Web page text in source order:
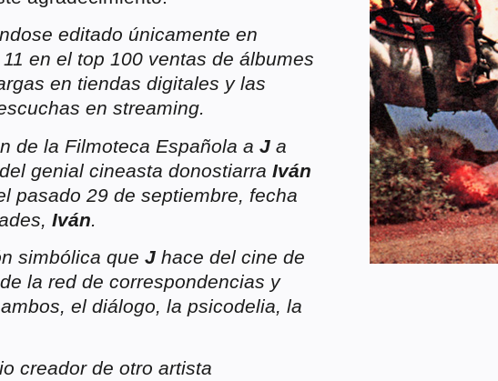
editado únicamente en
en el top 100 ventas de álbumes
en tiendas digitales y las
en streaming.
de la Filmoteca Española a J a
genial cineasta donostiarra Iván
pasado 29 de septiembre, fecha
Iván.
simbólica que J hace del cine de
la red de correspondencias y
el diálogo, la psicodelia, la
creador de otro artista